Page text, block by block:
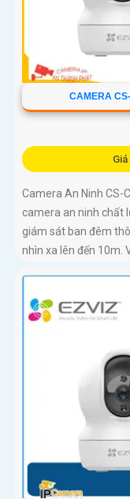
CAMERA
Camera An Ninh CS-
camera an ninh chất
giám sát ban đêm
nhìn xa lên đến 10m.